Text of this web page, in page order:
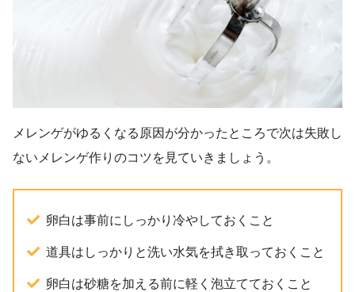
メレンゲがゆるくなる原因が分かったところで次は失敗し
ないメレンゲ作りのコツを見ていきましょう。
卵白は事前にしっかり冷やしておくこと
道具はしっかりと洗い水気を拭き取っておくこと
卵白は砂糖を加える前に軽く泡立てておくこと